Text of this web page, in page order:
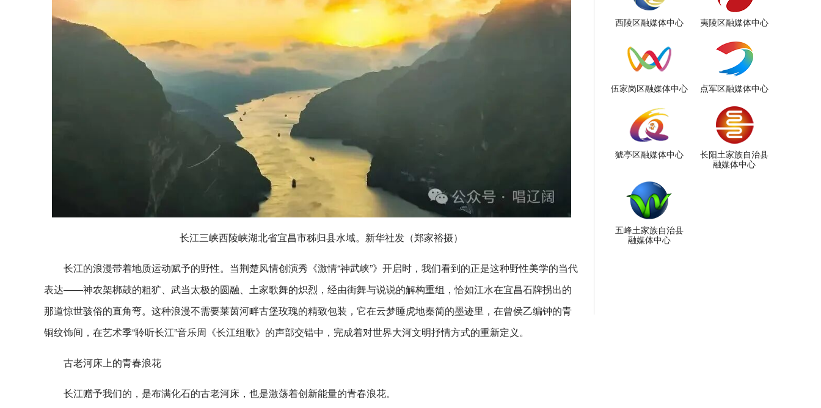
长江三峡西陵峡湖北省宜昌市秭归县水域。新华社发（郑家裕摄）
长江的浪漫带着地质运动赋予的野性。当荆楚风情创演秀《激情“神武峡”》开启时，我们看到的正是这种野性美学的当代
表达——神农架梆鼓的粗犷、武当太极的圆融、土家歌舞的炽烈，经由街舞与说说的解构重组，恰如江水在宜昌石牌拐出的
那道惊世骇俗的直角弯。这种浪漫不需要莱茵河畔古堡玫瑰的精致包装，它在云梦睡虎地秦简的墨迹里，在曾侯乙编钟的青
铜纹饰间，在艺术季“聆听长江”音乐周《长江组歌》的声部交错中，完成着对世界大河文明抒情方式的重新定义。
古老河床上的青春浪花
长江赠予我们的，是布满化石的古老河床，也是激荡着创新能量的青春浪花。
西陵区融媒体中心 夷陵区融媒体中心
伍家岗区融媒体中心 点军区融媒体中心
猇亭区融媒体中心
长阳土家族自治县
融媒体中心
五峰土家族自治县
融媒体中心